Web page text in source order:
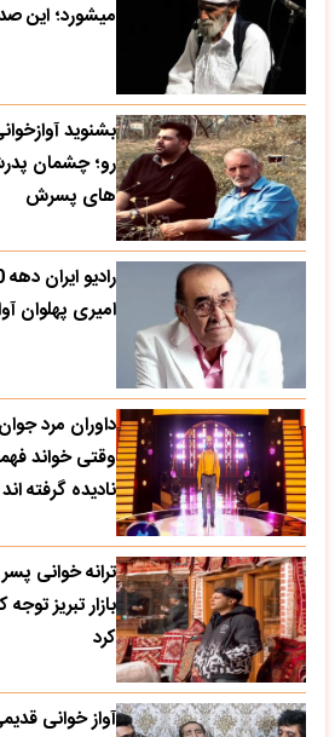
میشورد؛ این
بشنوید
رو؛ چشمان
های پسرش
امیری پهلوان
داوران مرد
وقتی خواند
نادیده گرفته اند
ترانه خوانی
بازار تبریز
کرد
آواز خوانی